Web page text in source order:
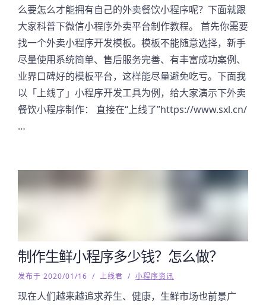
么要怎么才能拥有自己的外卖餐饮小程序呢？下面就跟
大家科普下微信小程序外卖平台制作教程。 首先你需要
找一个外卖小程序开发模板。模板不能随意选择，新手
尽量使用系统简单、售后服务完善、有丰富成功案例、
业界口碑好的模板平台，这样能尽量避免吃亏。下面我
以「上线了」小程序开发工具为例，给大家演示下外卖
餐饮小程序制作： 直接在“上线了”https://www.sxl.cn/
…
制作生鲜小程序多少钱？怎么做？
发布于 2020/01/16 / 上线君 / 小程序资讯
现在人们越来越追求养生、健康，生鲜市场也前景广